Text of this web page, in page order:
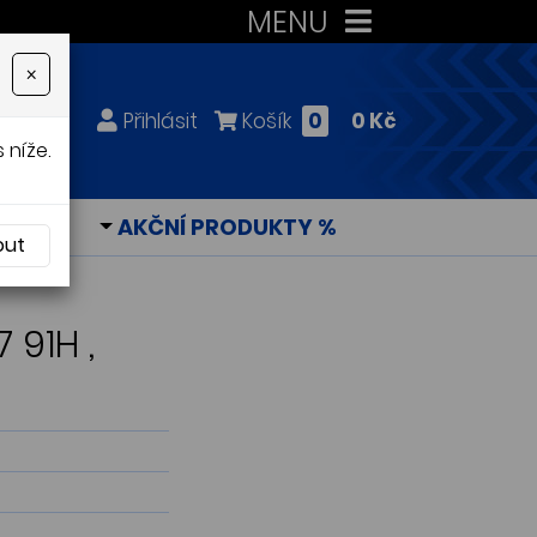
MENU
Přihlásit Košík 0 0 Kč
AKČNÍ PRODUKTY %
,
×
níže.